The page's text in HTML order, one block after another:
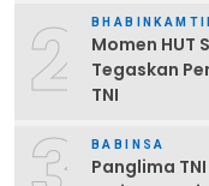
2
Momen HUT
Tegaskan
TNI
BABINSA
Panglima